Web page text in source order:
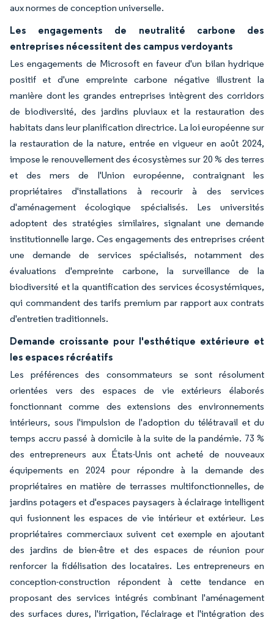
aux normes de conception universelle.
Les engagements de neutralité carbone des
entreprises nécessitent des campus verdoyants
Les engagements de Microsoft en faveur d'un bilan hydrique
positif et d'une empreinte carbone négative illustrent la
manière dont les grandes entreprises intègrent des corridors
de biodiversité, des jardins pluviaux et la restauration des
habitats dans leur planification directrice. La loi européenne sur
la restauration de la nature, entrée en vigueur en août 2024,
impose le renouvellement des écosystèmes sur 20 % des terres
et des mers de l'Union européenne, contraignant les
propriétaires d'installations à recourir à des services
d'aménagement écologique spécialisés. Les universités
adoptent des stratégies similaires, signalant une demande
institutionnelle large. Ces engagements des entreprises créent
une demande de services spécialisés, notamment des
évaluations d'empreinte carbone, la surveillance de la
biodiversité et la quantification des services écosystémiques,
qui commandent des tarifs premium par rapport aux contrats
d'entretien traditionnels.
Demande croissante pour l'esthétique extérieure et
les espaces récréatifs
Les préférences des consommateurs se sont résolument
orientées vers des espaces de vie extérieurs élaborés
fonctionnant comme des extensions des environnements
intérieurs, sous l'impulsion de l'adoption du télétravail et du
temps accru passé à domicile à la suite de la pandémie. 73 %
des entrepreneurs aux États-Unis ont acheté de nouveaux
équipements en 2024 pour répondre à la demande des
propriétaires en matière de terrasses multifonctionnelles, de
jardins potagers et d'espaces paysagers à éclairage intelligent
qui fusionnent les espaces de vie intérieur et extérieur. Les
propriétaires commerciaux suivent cet exemple en ajoutant
des jardins de bien-être et des espaces de réunion pour
renforcer la fidélisation des locataires. Les entrepreneurs en
conception-construction répondent à cette tendance en
proposant des services intégrés combinant l'aménagement
des surfaces dures, l'irrigation, l'éclairage et l'intégration des